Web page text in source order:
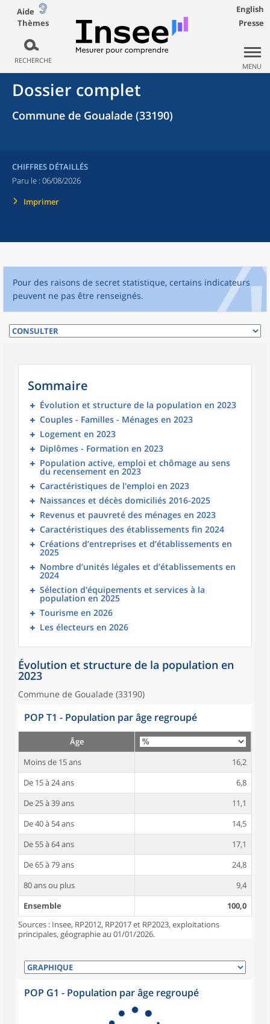
Aide
Thèmes
RECHERCHE
English
Presse
MENU
Dossier complet
Commune de Goualade (33190)
CHIFFRES DÉTAILLÉS
Paru le : 06/08/2026
Imprimer
Pour des raisons de secret statistique, certains indicateurs
peuvent ne pas être renseignés.
Sommaire
Évolution et structure de la population en 2023
Couples - Familles - Ménages en 2023
Logement en 2023
Diplômes - Formation en 2023
Population active, emploi et chômage au sens
du recensement en 2023
Caractéristiques de l'emploi en 2023
Naissances et décès domiciliés 2016-2025
Revenus et pauvreté des ménages en 2023
Caractéristiques des établissements fin 2024
Créations d’entreprises et d’établissements en
2025
Nombre d’unités légales et d’établissements en
2024
Sélection d'équipements et services à la
population en 2025
Tourisme en 2026
Les électeurs en 2026
Évolution et structure de la population en
2023
Commune de Goualade (33190)
POP T1 - Population par âge regroupé
Âge
Moins de 15 ans
16,2
De 15 à 24 ans
6,8
De 25 à 39 ans
11,1
De 40 à 54 ans
14,5
De 55 à 64 ans
17,1
De 65 à 79 ans
24,8
80 ans ou plus
9,4
Ensemble
100,0
Sources : Insee, RP2012, RP2017 et RP2023, exploitations
principales, géographie au 01/01/2026.
POP G1 - Population par âge regroupé